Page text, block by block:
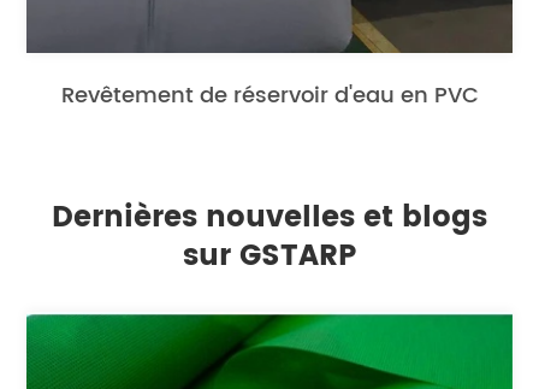
Revêtement de réservoir d'eau en PVC
Dernières nouvelles et blogs
sur GSTARP